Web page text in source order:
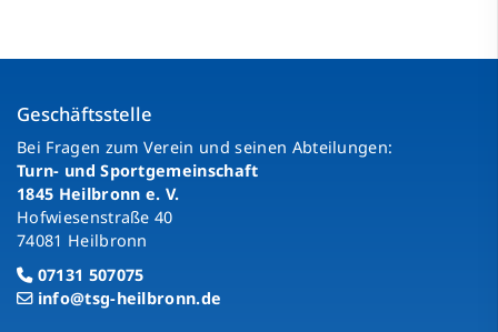
Geschäftsstelle
Bei Fragen zum Verein und seinen Abteilungen:
Turn- und Sportgemeinschaft
1845 Heilbronn e. V.
Hofwiesenstraße 40
74081 Heilbronn
07131 507075
info@tsg-heilbronn.de